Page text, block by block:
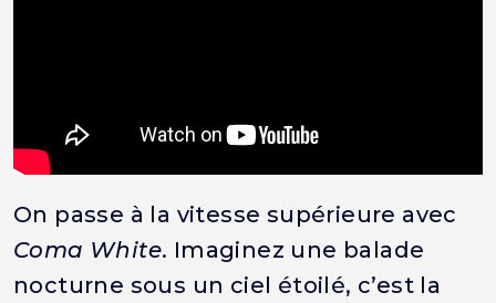
On passe à la vitesse supérieure avec
Coma White. Imaginez une balade
nocturne sous un ciel étoilé, c’est la